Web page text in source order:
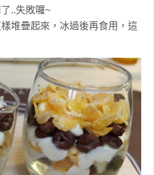
..失敗囉~
堆疊起來，冰過後再食用，這